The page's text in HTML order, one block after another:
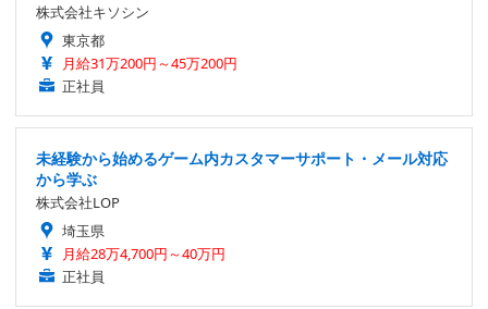
株式会社キソシン
東京都
月給31万200円～45万200円
正社員
未経験から始めるゲーム内カスタマーサポート・メール対応
から学ぶ
株式会社LOP
埼玉県
月給28万4,700円～40万円
正社員